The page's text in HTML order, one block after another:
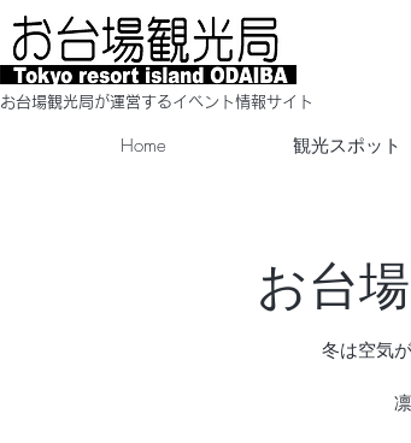
​お台場観光局が運営するイベント情報サイト
Home 観光スポット
お台
冬は空気